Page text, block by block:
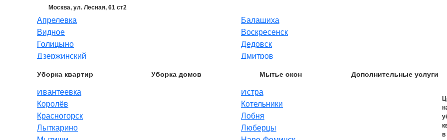
Москва, ул. Лесная, 61 ст2
Апрелевка
Балашиха
Видное
Воскресенск
Голицыно
Дедовск
Дзержинский
Дмитров
Жуковский
Ивантеевка
Истра
Королёв
Котельники
Красногорск
Лобня
Лыткарино
Люберцы
в
Уборка квартир Уборка домов Мытье окон Дополнительные услуги